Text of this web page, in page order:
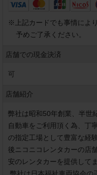
※
上記カードでも事情によ
予めご了承ください。
店舗での現金決済
可
店舗紹介
弊社は昭和50年創業、半世
自動車をご利用頂く為、丁
の指定工場として豊富な経
後ニコニコレンタカーの店
安のレンタカーを提供して